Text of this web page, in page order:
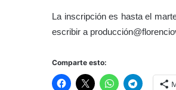
La inscripción es hasta el
escribir a
Comparte esto: